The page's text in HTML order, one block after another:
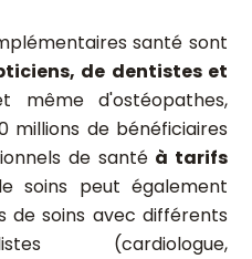
santé sont
de dentistes et
même d'ostéopathes,
de bénéficiaires
de santé à tarifs
soins peut également
de soins avec différents
(cardiologue,